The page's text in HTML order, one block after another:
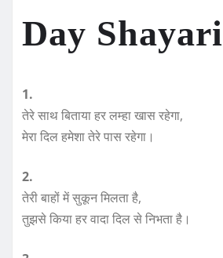
Day Shayari
1.
तेरे साथ बिताया हर लम्हा खास रहेगा,
मेरा दिल हमेशा तेरे पास रहेगा।
2.
तेरी बाहों में सुकून मिलता है,
तुझसे किया हर वादा दिल से निभता है।